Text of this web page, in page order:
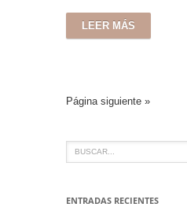
LEER MÁS
Página siguiente »
ENTRADAS RECIENTES